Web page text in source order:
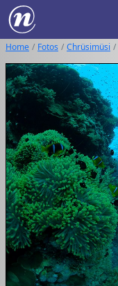
Home Fotos Chrüsimüsi